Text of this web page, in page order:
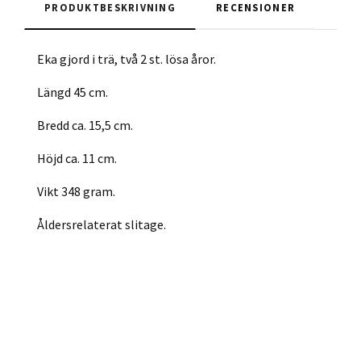
PRODUKTBESKRIVNING RECENSIONER
Eka gjord i trä, två 2 st. lösa åror.
Längd 45 cm.
Bredd ca. 15,5 cm.
Höjd ca. 11 cm.
Vikt 348 gram.
Åldersrelaterat slitage.